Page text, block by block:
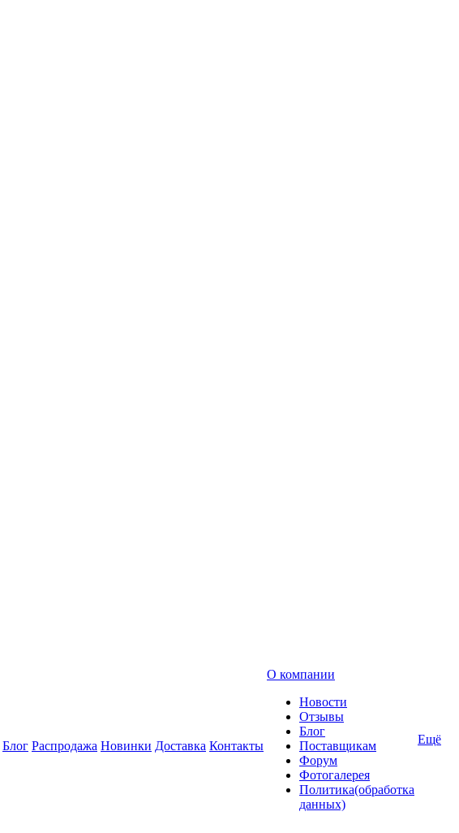
Блог Распродажа Новинки Доставка Контакты
О компании
Новости
Отзывы
Блог
Поставщикам
Форум
Фотогалерея
Политика(обработка
данных)
Ещё